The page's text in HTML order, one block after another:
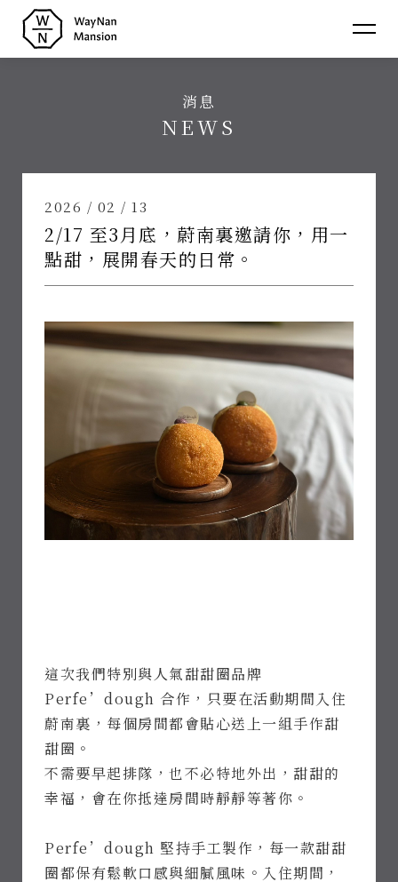
蔚
About
房型 Room
聯絡 Contact
消息
NEWS
2026 / 02 / 13
2/17 至3月底，蔚南裏邀請你，用一
點甜，展開春天的日常。
這次我們特別與人氣甜甜圈品牌
Perfe’dough 合作，只要在活動期間入住
蔚南裏，每個房間都會貼心送上一組手作甜
甜圈。
不需要早起排隊，也不必特地外出，甜甜的
幸福，會在你抵達房間時靜靜等著你。
Perfe’dough 堅持手工製作，每一款甜甜
圈都保有鬆軟口感與細膩風味。入住期間，